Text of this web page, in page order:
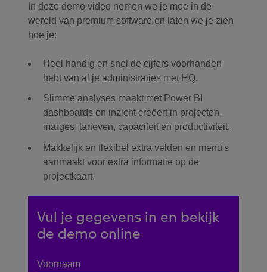
In deze demo video nemen we je mee in de
wereld van premium software en laten we je zien
hoe je:
Heel handig en snel de cijfers voorhanden
hebt van al je administraties met HQ.
Slimme analyses maakt met Power BI
dashboards en inzicht creëert in projecten,
marges, tarieven, capaciteit en productiviteit.
Makkelijk en flexibel extra velden en menu's
aanmaakt voor extra informatie op de
projectkaart.
Vul je gegevens in en bekijk
de demo online
Voornaam